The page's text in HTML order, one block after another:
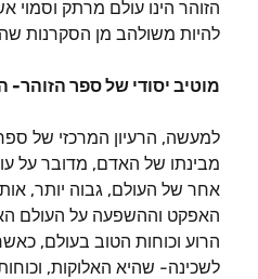
הזוהר הינו עולם מרתק וסמוי
להיות משולהב מן הסקרנות
מוטיב יסודי של ספר הזוהר-
למעשה, הרעיון המרכזי של
מבינתו של האדם, מדובר על
אחר של העולם, גבוה יותר,
האפקט וההשפעה על העולם
הרוע וכוחות הטוב בעולם,
לשכינה- שהיא האלוקות,